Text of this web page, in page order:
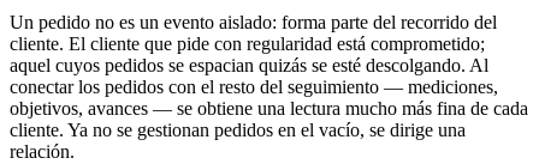
Un pedido no es un evento aislado: forma parte del recorrido del
cliente. El cliente que pide con regularidad está comprometido;
aquel cuyos pedidos se espacian quizás se esté descolgando. Al
conectar los pedidos con el resto del seguimiento — mediciones,
objetivos, avances — se obtiene una lectura mucho más fina de cada
cliente. Ya no se gestionan pedidos en el vacío, se dirige una
relación.